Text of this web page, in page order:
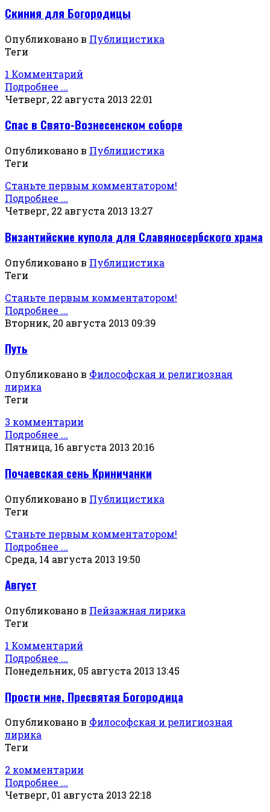
Скиния для Богородицы
Опубликовано в Публицистика
Теги
1 Комментарий
Подробнее ...
Четверг, 22 августа 2013 22:01
Спас в Свято-Вознесенском соборе
Опубликовано в Публицистика
Теги
Станьте первым комментатором!
Подробнее ...
Четверг, 22 августа 2013 13:27
Византийские купола для Славяносербского храма
Опубликовано в Публицистика
Теги
Станьте первым комментатором!
Подробнее ...
Вторник, 20 августа 2013 09:39
Путь
Опубликовано в Философская и религиозная
лирика
Теги
3 комментарии
Подробнее ...
Пятница, 16 августа 2013 20:16
Почаевская сень Криничанки
Опубликовано в Публицистика
Теги
Станьте первым комментатором!
Подробнее ...
Среда, 14 августа 2013 19:50
Август
Опубликовано в Пейзажная лирика
Теги
1 Комментарий
Подробнее ...
Понедельник, 05 августа 2013 13:45
Прости мне, Пресвятая Богородица
Опубликовано в Философская и религиозная
лирика
Теги
2 комментарии
Подробнее ...
Четверг, 01 августа 2013 22:18